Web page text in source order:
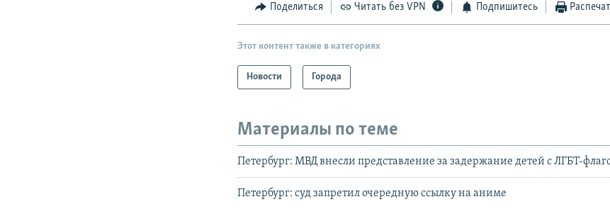
Поделиться Читать без VPN Подпишитесь
Этот контент также в категориях
Новости Города
Материалы по теме
Петербург: МВД внесли представление за задержание детей с ЛГБТ-
Петербург: суд запретил очередную ссылку на аниме